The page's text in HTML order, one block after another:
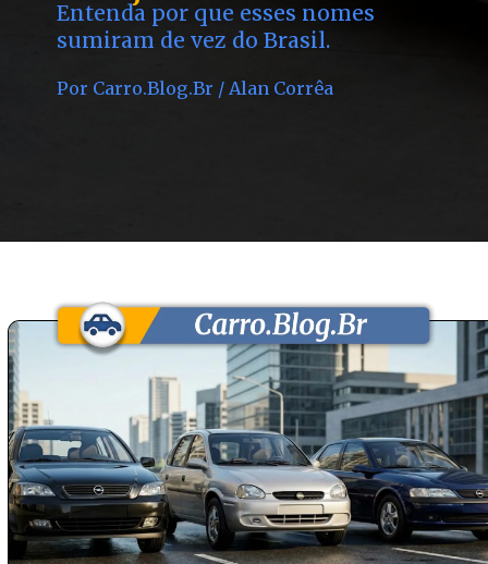
Por Carro.Blog.Br / Alan Corrêa
Entenda por que esses nomes
sumiram de vez do Brasil.